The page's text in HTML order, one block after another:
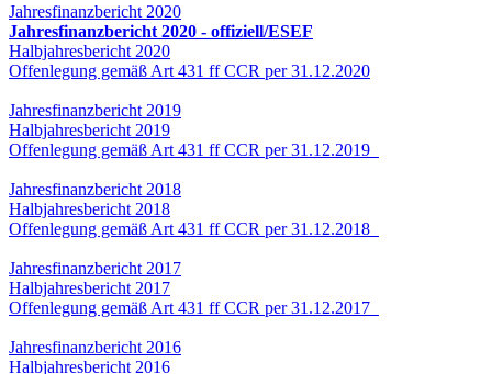
Jahresfinanzbericht 2020
Jahresfinanzbericht 2020 - offiziell/ESEF
Halbjahresbericht 2020
Offenlegung gemäß Art 431 ff CCR per 31.12.2020
Jahresfinanzbericht 2019
Halbjahresbericht 2019
Offenlegung gemäß Art 431 ff CCR per 31.12.2019
Jahresfinanzbericht 2018
Halbjahresbericht 2018
Offenlegung gemäß Art 431 ff CCR per 31.12.2018
Jahresfinanzbericht 2017
Halbjahresbericht 2017
Offenlegung gemäß Art 431 ff CCR per 31.12.2017
Jahresfinanzbericht 2016
Halbjahresbericht 2016